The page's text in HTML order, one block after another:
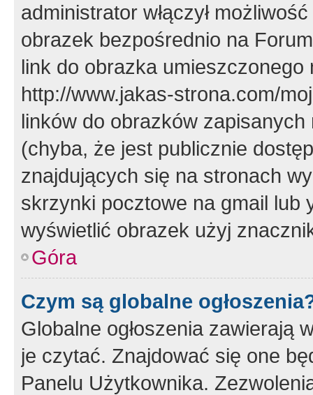
administrator włączył
obrazek bezpośrednio na
link do obrazka
http://www.jakas-strona.com/
linków do obrazków
(chyba, że jest publicznie
znajdujących się na stronach
skrzynki pocztowe na gmail lub
wyświetlić obrazek użyj
Góra
Czym są globalne
Globalne ogłoszenia zawierają
je czytać. Znajdować się one
Panelu Użytkownika.